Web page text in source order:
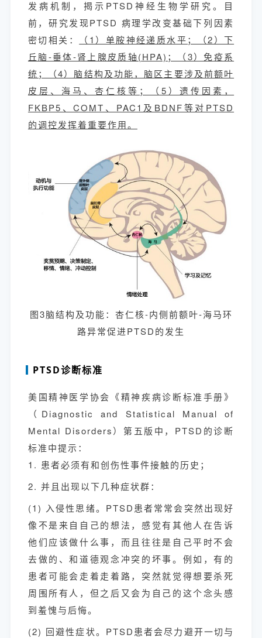
发病机制，揭示PTSD神经生物学研究。目
前，研究发现PTSD 病理学改变基础下列因素
密切相关：
（1）单胺神经递质水平；（2）下
丘脑-垂体-肾上腺皮质轴(HPA)；（3）免疫系
统；（4）脑结构及功能，脑区主要涉及前额叶
皮层、海马、杏仁核等；（5）遗传因素，
FKBP5、COMT、PAC1及BDNF等对PTSD
的调控发挥着重要作用。
图3脑结构及功能：杏仁核-内侧前额叶-海马环
路异常促进PTSD的发生
PTSD诊断标准
美国精神医学协会《精神疾病诊断标准手册》
（Diagnostic and Statistical Manual of
Mental Disorders）第五版中，PTSD的诊断
标准中提示：
1. 患者必须有和创伤性事件接触的历史；
2. 并且出现以下几种症状群：
(1) 入侵性思绪。PTSD患者常常会突然出现好
像不是来自自己的想法，感觉有其他人在告诉
他们应该做什么事，而且往往是自己平时不会
去做的、和道德观念冲突的坏事。例如，有的
患者可能会走着走着路，突然就觉得想要杀死
周围所有人，但之后又会为自己的这个念头感
到羞愧与后悔。
(2) 回避性症状。PTSD患者会尽力避开一切与